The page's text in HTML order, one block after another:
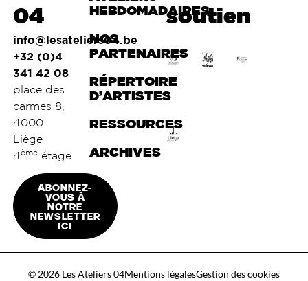
04
info@lesateliers04.be
+32 (0)4
341 42 08
place des
carmes 8,
4000
Liège
4èmeétage
ABONNEZ-
VOUS À
NOTRE
NEWSLETTER
ICI
HEBDOMADAIRES
NOS
PARTENAIRES
RÉPERTOIRE
D’ARTISTES
RESSOURCES
ARCHIVES
soutien
© 2026 Les Ateliers 04Mentions légalesGestion des cookies